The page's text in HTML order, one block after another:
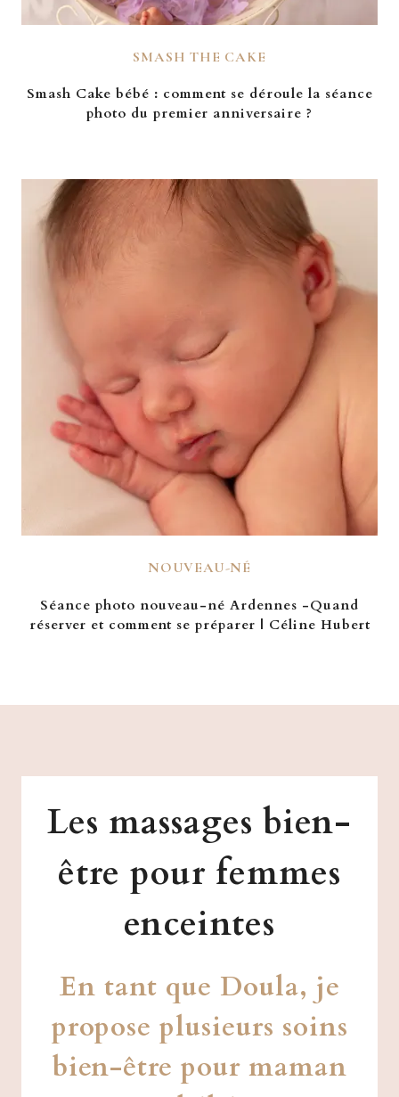
SMASH THE CAKE
Smash Cake bébé : comment se déroule la séance
photo du premier anniversaire ?
NOUVEAU-NÉ
Séance photo nouveau-né Ardennes -Quand
réserver et comment se préparer | Céline Hubert
Les massages bien-
être pour femmes
enceintes
En tant que Doula, je
propose plusieurs soins
bien-être pour maman